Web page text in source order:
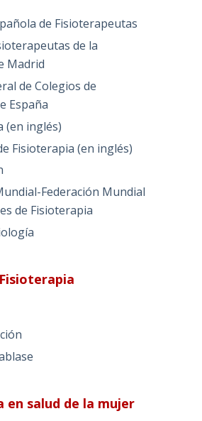
de Fisioterapeutas
de la
Madrid
de Colegios de
España
(en inglés)
Fisioterapia (en inglés)
Federación Mundial
de Fisioterapia
en salud de la mujer